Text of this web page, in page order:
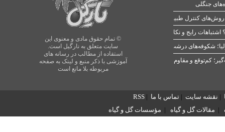
© تمام حقوق مادی و معنوی این
سایت متعلق به نارگیل است.
استفاده از مطالب در رسانه های
آموزشی با ذکر منبع و لینک به صفحه
مربوطه بلا مانع است
جنگلی
رایج و نکات طلایی
شکوفه‌های درشت در بهار
| نقشه سایت | تماس با ما |
RSS
| مقالات گل و گیاه | مؤسسات گل و گیاه